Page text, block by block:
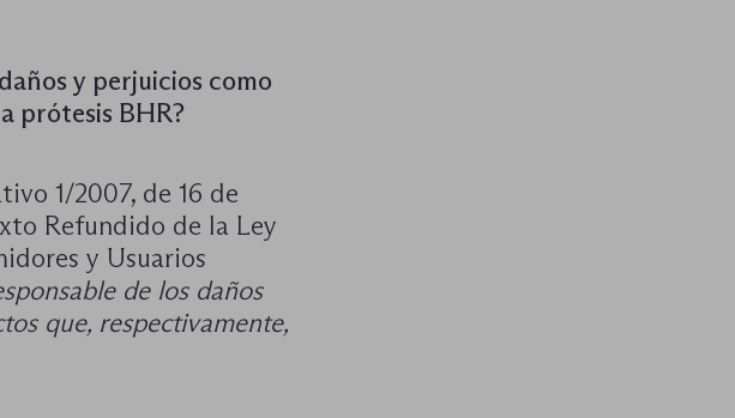
y perjuicios como
prótesis BHR?
1/2007, de 16 de
Refundido de la Ley
y Usuarios
de los daños
que, respectivamente,